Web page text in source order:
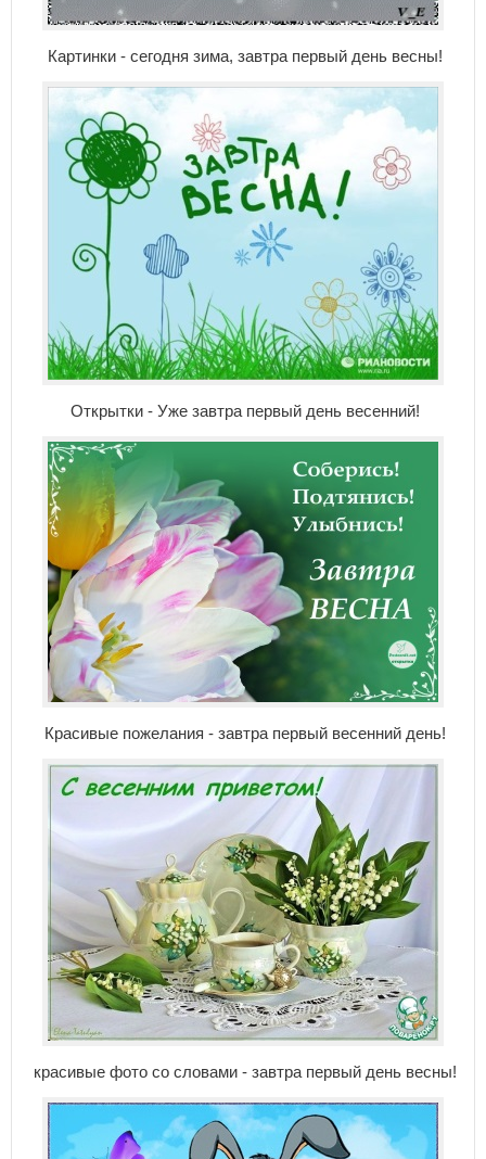
Картинки - сегодня зима, завтра первый день весны!
Открытки - Уже завтра первый день весенний!
Красивые пожелания - завтра первый весенний день!
красивые фото со словами - завтра первый день весны!